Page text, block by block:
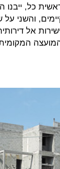
כל, ייבנו
והשני על
אל